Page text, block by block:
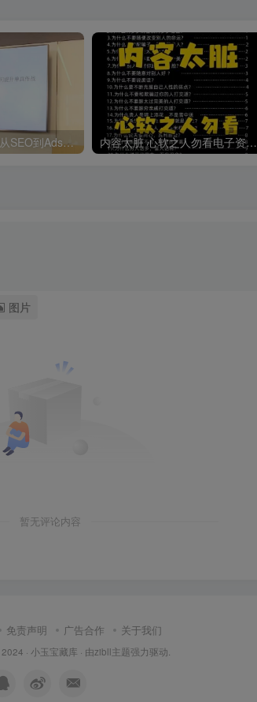
哥飞·独立站运营从SEO到Adsense全方位攻略 内容太脏 心软之人勿看电子资料pdf
图片
暂无评论内容
免责声明 广告合作 关于我们
· 小玉宝藏库 · 由zibll主题强力驱动.